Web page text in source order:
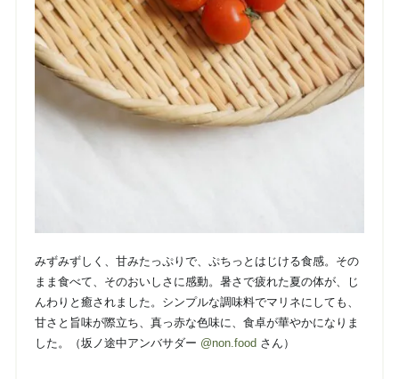
みずみずしく、甘みたっぷりで、ぷちっとはじける食感。その
まま食べて、そのおいしさに感動。暑さで疲れた夏の体が、じ
んわりと癒されました。シンプルな調味料でマリネにしても、
甘さと旨味が際立ち、真っ赤な色味に、食卓が華やかになりま
した。（坂ノ途中アンバサダー @non.food さん）